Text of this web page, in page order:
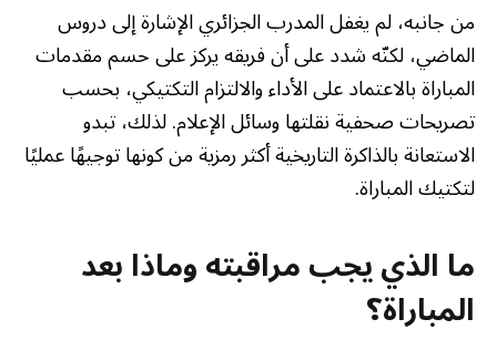
من جانبه، لم يغفل المدرب الجزائري الإشارة إلى دروس
الماضي، لكنّه شدد على أن فريقه يركز على حسم مقدمات
المباراة بالاعتماد على الأداء والالتزام التكتيكي، بحسب
تصريحات صحفية نقلتها وسائل الإعلام. لذلك، تبدو
الاستعانة بالذاكرة التاريخية أكثر رمزية من كونها توجيهًا عمليًا
لتكتيك المباراة.
ما الذي يجب مراقبته وماذا بعد
المباراة؟